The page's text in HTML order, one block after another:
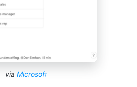
via Microsoft